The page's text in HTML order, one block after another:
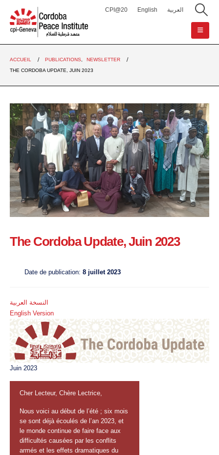
CPI@20 English العربية
ACCUEIL PUBLICATIONS
NEWSLETTER
THE CORDOBA UPDATE, JUIN 2023
The Cordoba Update, Juin 2023
Date de publication: 8 juillet 2023
النسخة العربية
English Version
Juin 2023
Cher Lecteur, Chère Lectrice,
Nous voici au début de l’été ; six mois
se sont déjà écoulés de l’an 2023, et
le monde continue de faire face aux
difficultés causées par les conflits
armés et les effets dramatiques du